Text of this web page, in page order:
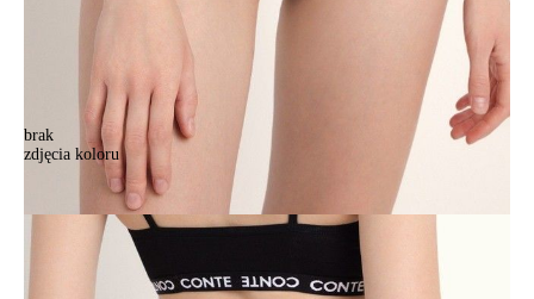
brak
zdjęcia koloru
Majtki damskie CONTE ELEGANT PERFORMANCE LBR 1869,
r.90/XS, czarny
Majtki damskie CONTE ELEGANT PERFORMANCE LBR 1869,
r.90/XS, czarny